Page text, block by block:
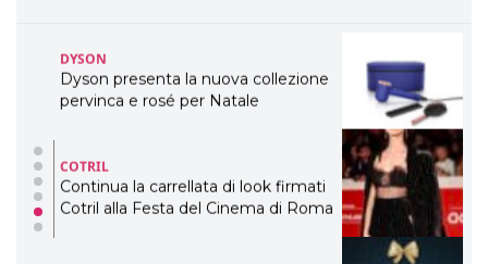
DYSON
Dyson presenta la nuova collezione
pervinca e rosé per Natale
COTRIL
Continua la carrellata di look firmati
Cotril alla Festa del Cinema di Roma